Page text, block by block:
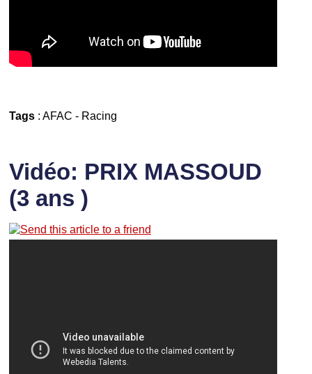
Tags: AFAC - Racing
Vidéo: PRIX MASSOUD
(3 ans )